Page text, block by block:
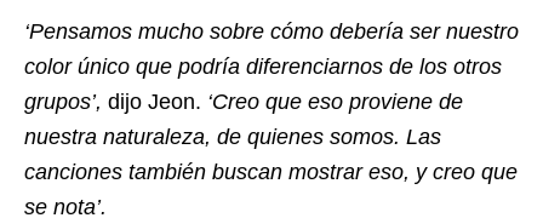
‘Pensamos mucho sobre cómo debería ser nuestro
color único que podría diferenciarnos de los otros
grupos’, dijo Jeon. ‘Creo que eso proviene de
nuestra naturaleza, de quienes somos. Las
canciones también buscan mostrar eso, y creo que
se nota’.